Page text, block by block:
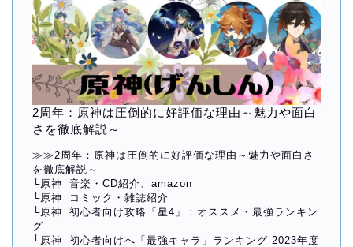
2周年：原神は圧倒的に好評価な理由～魅力や面白
さを徹底解説～
≫≫ 2周年：原神は圧倒的に好評価な理由～魅力や面白さ
を徹底解説～
└原神│音楽・CD紹介、amazon
└原神│コミック・雑誌紹介
└原神│初心者向け攻略「星4」：オススメ・最強ランキン
グ
└原神│初心者向けへ「最強キャラ」ランキング-2023年度